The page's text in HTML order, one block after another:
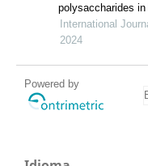
polysaccharides
schltr
International
2024
Powered by